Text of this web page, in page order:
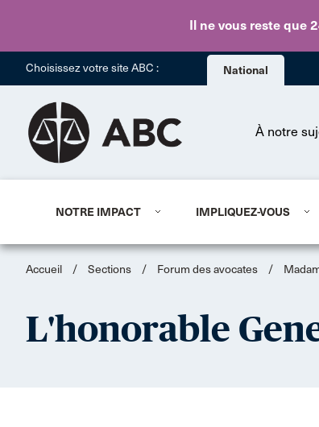
Il ne vous reste que
Choisissez votre site ABC : National
À notre
NOTRE IMPACT IMPLIQUEZ-VOUS
Accueil / Sections / Forum des avocates /
L'honorable